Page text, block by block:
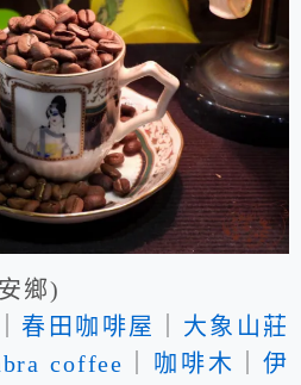
鄉)
春田咖啡屋
大象山莊
coffee 咖啡木 ｜伊